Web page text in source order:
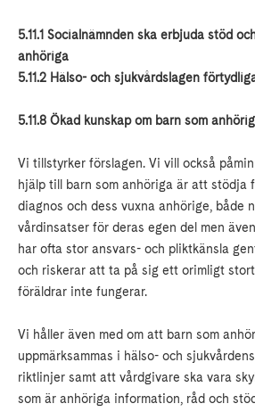
5.11.1 Socialnämnden ska erbjuda stöd
anhöriga
5.11.2 Hälso- och sjukvårdslagen
5.11.8 Ökad kunskap om barn som
Vi tillstyrker förslagen. Vi vill också
hjälp till barn som anhöriga är att stödja
diagnos och dess vuxna anhörige, både
vårdinsatser för deras egen del men
har ofta stor ansvars- och pliktkänsla
och riskerar att ta på sig ett orimligt stort
föräldrar inte fungerar.
Vi håller även med om att barn som
uppmärksammas i hälso- och
riktlinjer samt att vårdgivare ska vara
som är anhöriga information, råd och